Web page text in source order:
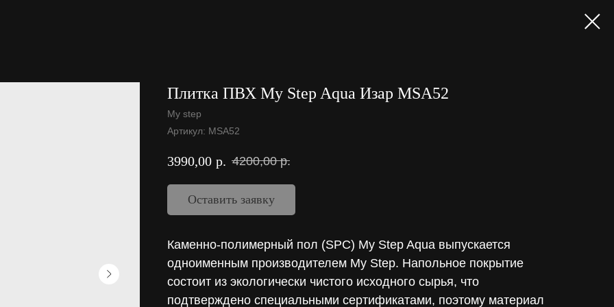
Плитка ПВХ My Step Aqua Изар MSA52
My step
Артикул: MSA52
3990,00 р. 4200,00 р.
Оставить заявку
Каменно-полимерный пол (SPC) My Step Aqua выпускается
одноименным производителем My Step. Напольное покрытие
состоит из экологически чистого исходного сырья, что
подтверждено специальными сертификатами, поэтому материал